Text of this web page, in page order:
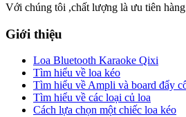
Với chúng tôi ,chất lượng là ưu tiên hàng
Giới thiệu
Loa Bluetooth Karaoke Qixi
Tìm hiểu về loa kéo
Tìm hiểu về Ampli và board đẩy
Tìm hiểu về các loại củ loa
Cách lựa chọn một chiếc loa kéo